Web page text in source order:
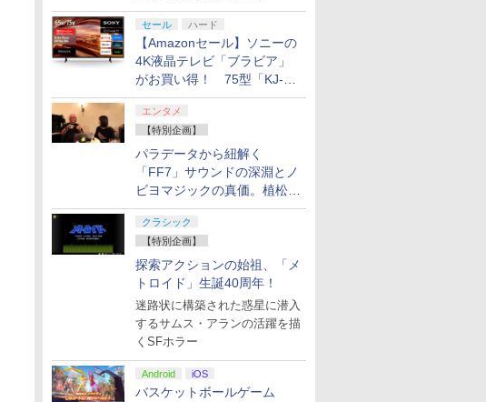
セール ハード
【Amazonセール】ソニーの
4K液晶テレビ「ブラビア」
がお買い得！ 75型「KJ-
75X75WL」などラインナッ
プエンタメ
【特別企画】
パラデータから紐解く
「FF7」サウンドの深淵とノ
ビヨマジックの真価。植松伸
夫氏による「ff vol.7」一挙レ
ポート
クラシック
【特別企画】
探索アクションの始祖、「メ
トロイド」生誕40周年！
迷路状に構築された惑星に潜入
するサムス・アランの活躍を描
くSFホラー
Android iOS
バスケットボールゲーム